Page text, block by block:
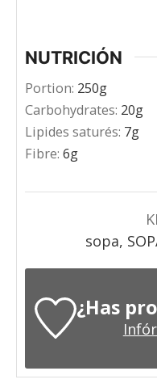
NUTRICIÓN
Portion: 250g
Carbohydrates: 20g
Lipides saturés: 7g
Fibre: 6g
sopa,
¿Has